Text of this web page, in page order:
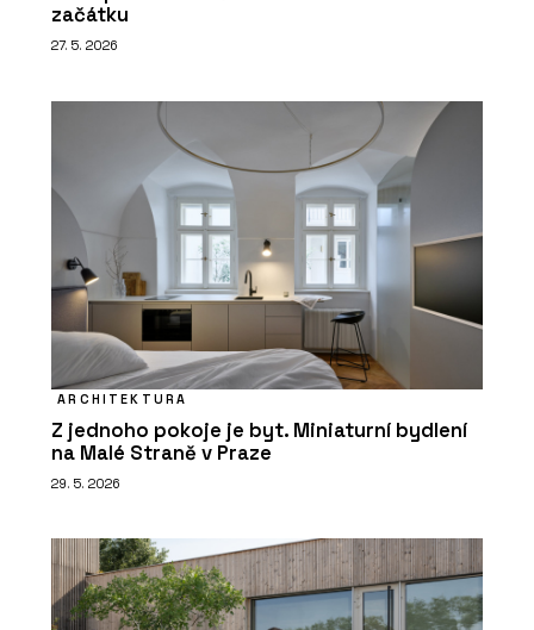
začátku
27. 5. 2026
ARCHITEKTURA
Z jednoho pokoje je byt. Miniaturní bydlení
na Malé Straně v Praze
29. 5. 2026